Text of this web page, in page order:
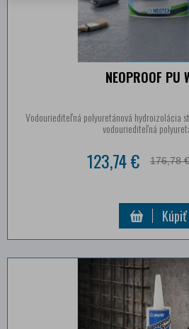
NEOPROOF PU
Vodouriediteľná polyuretánová hydroizolácia
vodouriediteľná
123,74 € 176,78 €
Kúpiť